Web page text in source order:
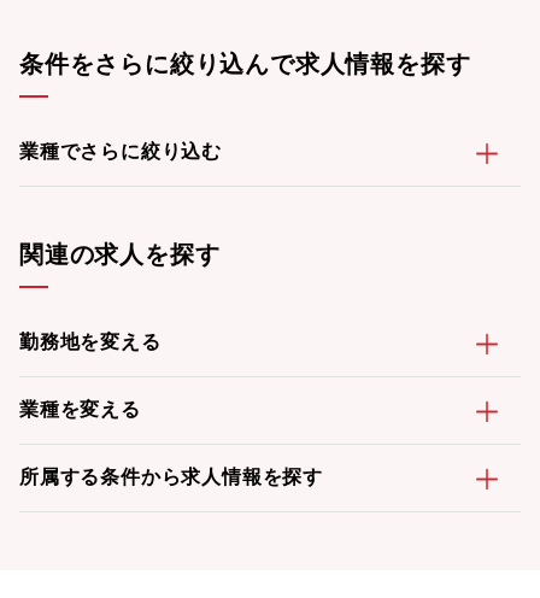
条件をさらに絞り込んで求人情報を探す
業種でさらに絞り込む
関連の求人を探す
勤務地を変える
業種を変える
所属する条件から求人情報を探す